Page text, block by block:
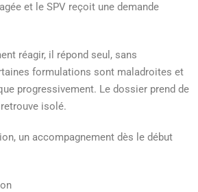
et le SPV reçoit une demande
réagir, il répond seul, sans
formulations sont maladroites et
progressivement. Le dossier prend de
retrouve isolé.
un accompagnement dès le début